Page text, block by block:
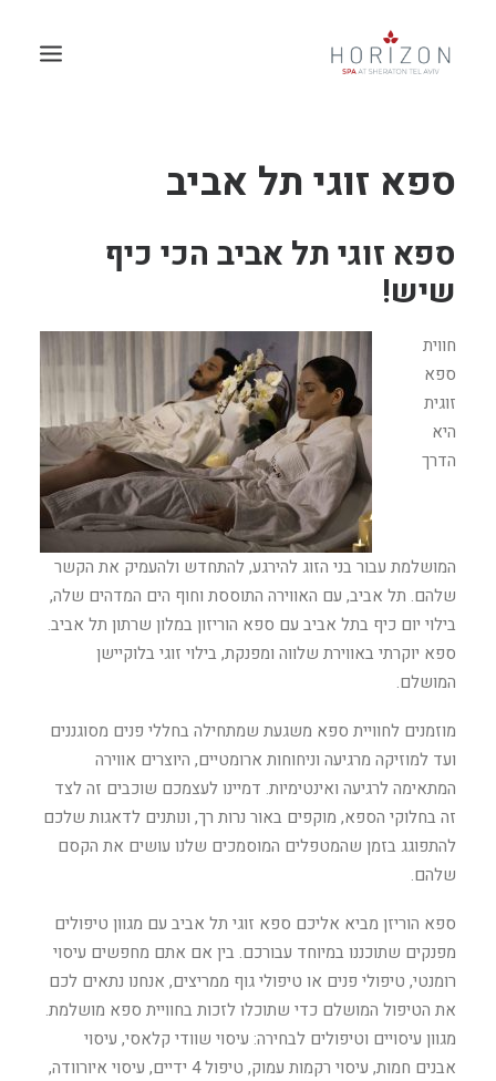
ספא זוגי תל אביב
ספא זוגי תל אביב הכי כיף
שיש!
חווית
ספא
זוגית
היא
הדרך
המושלמת עבור בני הזוג להירגע, להתחדש ולהעמיק את הקשר
שלהם. תל אביב, עם האווירה התוססת וחוף הים המדהים שלה,
בילוי יום כיף בתל אביב עם ספא הוריזון במלון שרתון תל אביב.
ספא יוקרתי באווירת שלווה ומפנקת, בילוי זוגי בלוקיישן
המושלם.
מוזמנים לחוויית ספא משגעת שמתחילה בחללי פנים מסוגננים
ועד למוזיקה מרגיעה וניחוחות ארומטיים, היוצרים אווירה
המתאימה לרגיעה ואינטימיות. דמיינו לעצמכם שוכבים זה לצד
זה בחלוקי הספא, מוקפים באור נרות רך, ונותנים לדאגות שלכם
להתפוגג בזמן שהמטפלים המוסמכים שלנו עושים את הקסם
שלהם.
ספא הוריזן מביא אליכם ספא זוגי תל אביב עם מגוון טיפולים
מפנקים שתוכננו במיוחד עבורכם. בין אם אתם מחפשים עיסוי
רומנטי, טיפולי פנים או טיפולי גוף ממריצים, אנחנו נתאים לכם
את הטיפול המושלם כדי שתוכלו לזכות בחוויית ספא מושלמת.
מגוון עיסויים וטיפולים לבחירה: עיסוי שוודי קלאסי, עיסוי
אבנים חמות, עיסוי רקמות עמוק, טיפול 4 ידיים, עיסוי איורוודה,